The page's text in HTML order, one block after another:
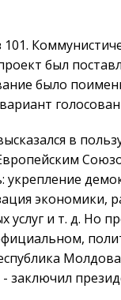
был
было
в
экономики,
услуг и т. д. Но
заключил